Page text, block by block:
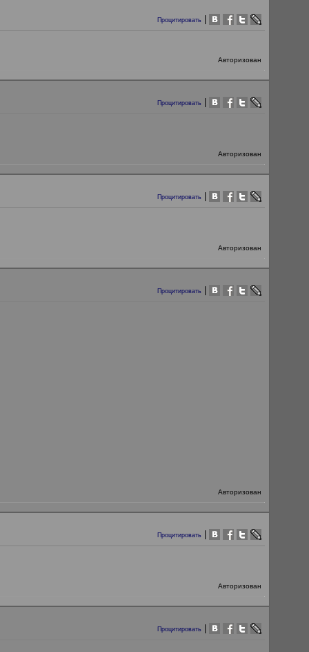
Процитировать
Авторизован
Процитировать
Авторизован
Процитировать
Авторизован
Процитировать
Авторизован
Процитировать
Авторизован
Процитировать